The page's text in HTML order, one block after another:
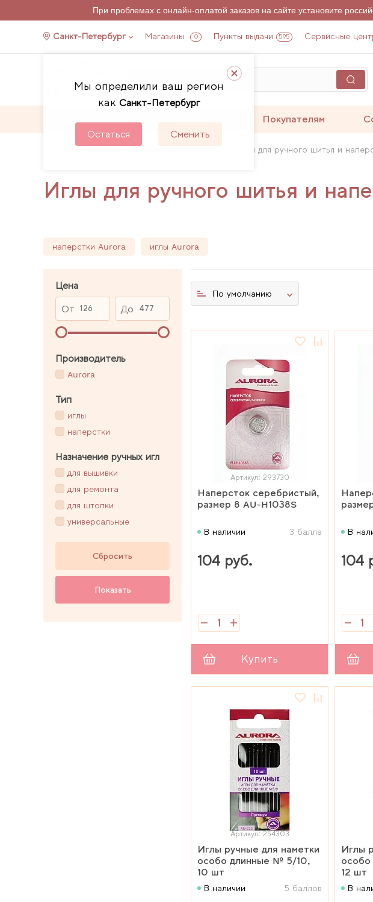
При проблемах с онлайн-оплатой заказов на сайте установите
Санкт-Петербург Магазины 0 Пункты выдачи 595 Сервисные
Мы определили ваш регион
как Санкт-Петербург
Остаться Сменить
Покупателям
Каталог Аксессуары для шитья Иглы для ручного шитья и
Иглы для ручного шитья и
наперстки Aurora иглы Aurora
Цена
От До
Производитель
Aurora
Тип
иглы
наперстки
Назначение ручных игл
для вышивки
для ремонта
для штопки
универсальные
Сбросить
Показать
По умолчанию
Артикул: 293730
Наперсток серебристый,
размер 8 AU-H1038S
В наличии 3 балла
104 руб.
Купить
В
104
Артикул: 254303
Иглы ручные для наметки
особо длинные № 5/10,
10 шт
В наличии 5 баллов
Иглы
12 шт
В